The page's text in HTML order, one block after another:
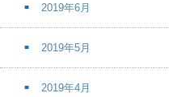
2019年6月
2019年5月
2019年4月